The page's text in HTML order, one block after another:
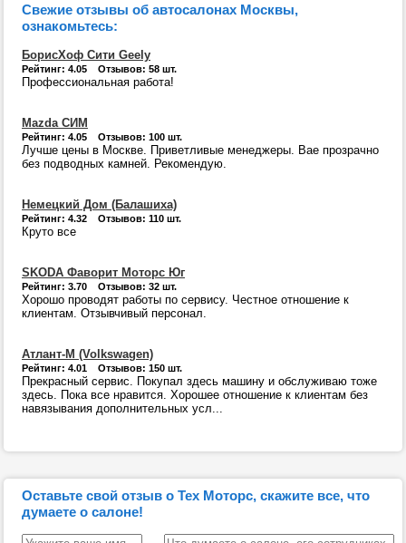
Свежие отзывы об автосалонах Москвы,
ознакомьтесь:
БорисХоф Сити Geely
Рейтинг: 4.05 Отзывов: 58 шт.
Профессиональная работа!
Mazda СИМ
Рейтинг: 4.05 Отзывов: 100 шт.
Лучше цены в Москве. Приветливые менеджеры. Вае прозрачно
без подводных камней. Рекомендую.
Немецкий Дом (Балашиха)
Рейтинг: 4.32 Отзывов: 110 шт.
Круто все
SKODA Фаворит Моторс Юг
Рейтинг: 3.70 Отзывов: 32 шт.
Хорошо проводят работы по сервису. Честное отношение к
клиентам. Отзывчивый персонал.
Атлант-М (Volkswagen)
Рейтинг: 4.01 Отзывов: 150 шт.
Прекрасный сервис. Покупал здесь машину и обслуживаю тоже
здесь. Пока все нравится. Хорошее отношение к клиентам без
навязывания дополнительных усл...
Оставьте свой отзыв о Тех Моторс, скажите все, что
думаете о салоне!